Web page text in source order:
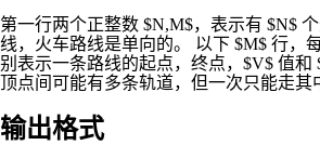
第一行两个正整数 $N,M$，表示有 $N$
线，火车路线是单向的。 以下 $M$ 行，
别表示一条路线的起点，终点，$V$ 值和
顶点间可能有多条轨道，但一次只能走其
输出格式